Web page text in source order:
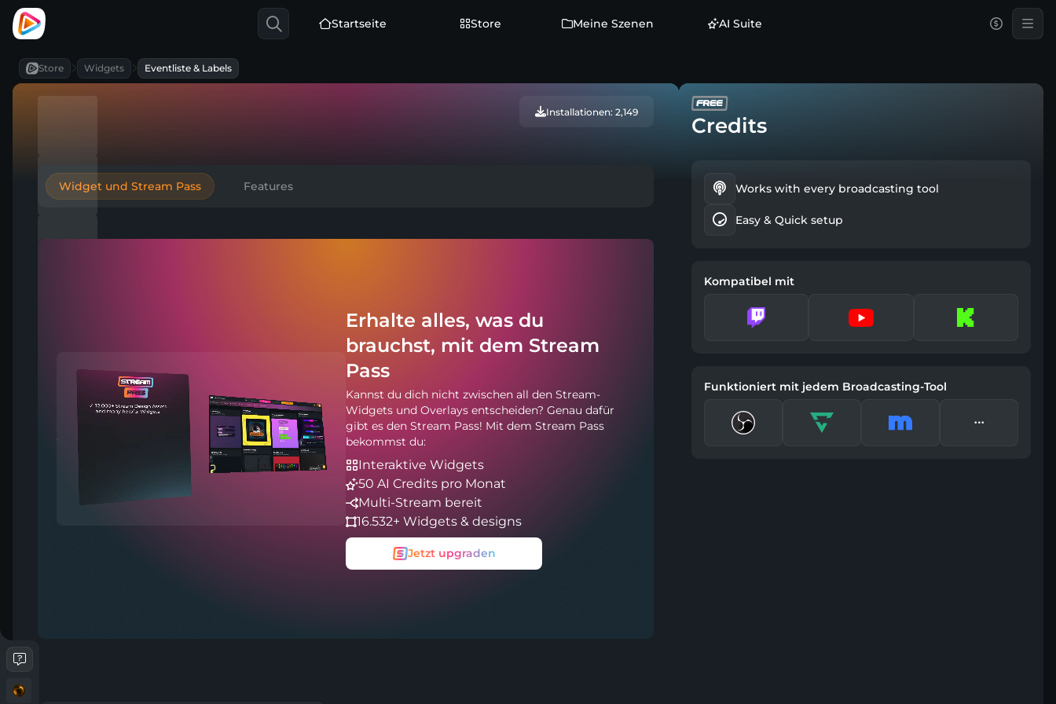
Startseite Store Meine Szenen AI Suite
Store Widgets Eventliste & Labels
Credits
Works with every broadcasting tool
Easy & Quick setup
Kompatibel mit
Funktioniert mit jedem Broadcasting-Tool
Installationen: 2,149
Widget und Stream Pass Features
Erhalte alles, was du
brauchst, mit dem Stream
Pass
Kannst du dich nicht zwischen all den Stream-
Widgets und Overlays entscheiden? Genau dafür
gibt es den Stream Pass! Mit dem Stream Pass
bekommst du:
Interaktive Widgets
50 AI Credits pro Monat
Multi-Stream bereit
16.532+ Widgets & designs
Jetzt upgraden